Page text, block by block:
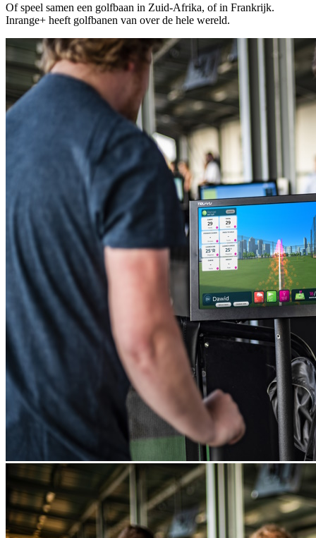
Of speel samen een golfbaan in Zuid-Afrika, of in Frankrijk.
Inrange+ heeft golfbanen van over de hele wereld.